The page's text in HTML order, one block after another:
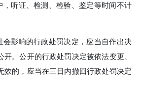
，听证、检测、检验、鉴定等时间不计
会影响的行政处罚决定，应当自作出决
开。公开的行政处罚决定被依法变更、
效的，应当在三日内撤回行政处罚决定